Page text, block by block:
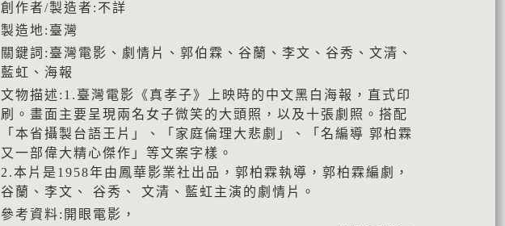
創作者/製造者:不詳
製造地:臺灣
關鍵詞:臺灣電影、劇情片、郭伯霖、谷蘭、李文、谷秀、文清、
藍虹、海報
文物描述:1.臺灣電影《真孝子》上映時的中文黑白海報，直式印
刷。畫面主要呈現兩名女子微笑的大頭照，以及十張劇照。搭配
「本省攝製台語王片」、「家庭倫理大悲劇」、「名編導 郭柏霖
又一部偉大精心傑作」等文案字樣。
2.本片是1958年由鳳華影業社出品，郭柏霖執導，郭柏霖編劇，
谷蘭、李文、 谷秀、 文清、藍虹主演的劇情片。
參考資料:開眼電影，